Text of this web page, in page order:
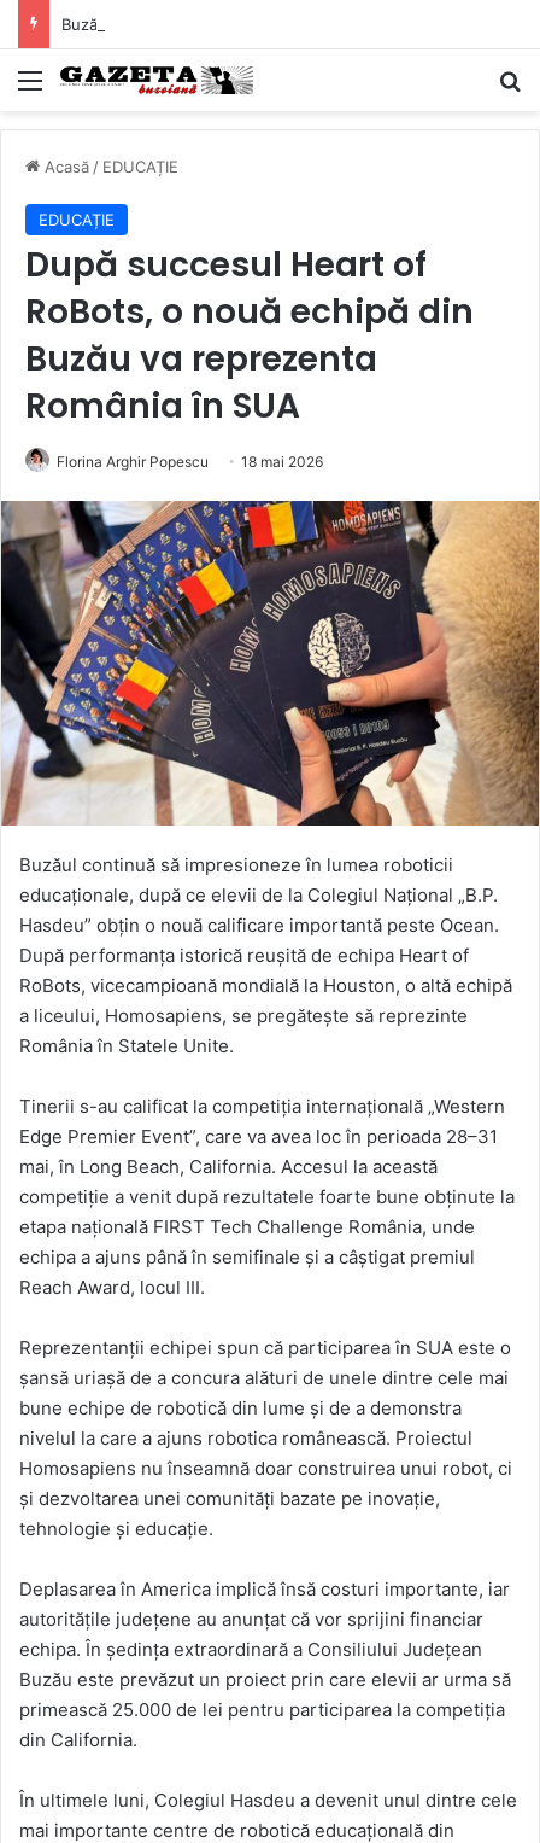
Mediu
Acasă / EDUCAȚIE
EDUCAȚIE
După succesul Heart of
RoBots, o nouă echipă din
Buzău va reprezenta
România în SUA
Florina Arghir Popescu 18 mai 2026
Buzăul continuă să impresioneze în lumea roboticii
educaționale, după ce elevii de la Colegiul Național „B.P.
Hasdeu” obțin o nouă calificare importantă peste Ocean.
După performanța istorică reușită de echipa Heart of
RoBots, vicecampioană mondială la Houston, o altă echipă
a liceului, Homosapiens, se pregătește să reprezinte
România în Statele Unite.
Tinerii s-au calificat la competiția internațională „Western
Edge Premier Event”, care va avea loc în perioada 28–31
mai, în Long Beach, California. Accesul la această
competiție a venit după rezultatele foarte bune obținute la
etapa națională FIRST Tech Challenge România, unde
echipa a ajuns până în semifinale și a câștigat premiul
Reach Award, locul III.
Reprezentanții echipei spun că participarea în SUA este o
șansă uriașă de a concura alături de unele dintre cele mai
bune echipe de robotică din lume și de a demonstra
nivelul la care a ajuns robotica românească. Proiectul
Homosapiens nu înseamnă doar construirea unui robot, ci
și dezvoltarea unei comunități bazate pe inovație,
tehnologie și educație.
Deplasarea în America implică însă costuri importante, iar
autoritățile județene au anunțat că vor sprijini financiar
echipa. În ședința extraordinară a Consiliului Județean
Buzău este prevăzut un proiect prin care elevii ar urma să
primească 25.000 de lei pentru participarea la competiția
din California.
În ultimele luni, Colegiul Hasdeu a devenit unul dintre cele
mai importante centre de robotică educațională din